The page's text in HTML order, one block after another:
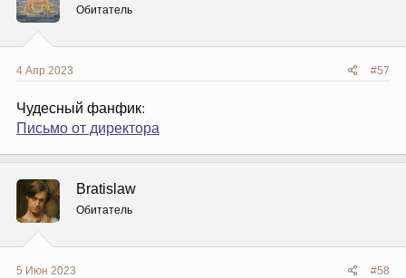
и
:
Обитатель
4 Апр 2023 #57
Чудесный фанфик:
Письмо от директора
Bratislaw
Обитатель
5 Июн 2023 #58